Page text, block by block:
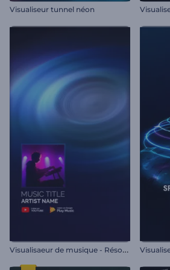
Visualiseur tunnel néon
V
isualisaeur de musique - Résonance sonore